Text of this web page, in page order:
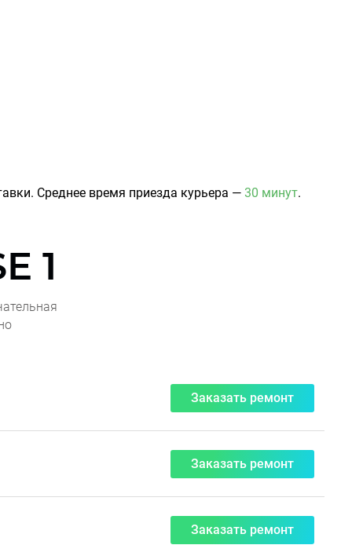
Среднее время приезда курьера — 30 минут.
1
Заказать ремонт
Заказать ремонт
Заказать ремонт